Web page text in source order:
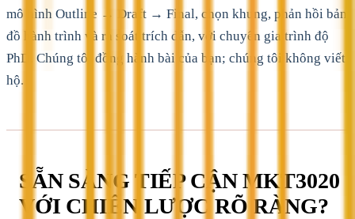
mô hình Outline → Draft → Final, chọn khung, phản hồi bản
đồ hành trình và rà soát trích dẫn, với chuyên gia trình độ
PhD. Chúng tôi đồng hành bài của bạn; chúng tôi không viết
hộ.
SẴN SÀNG TIẾP CẬN MKT3020
VỚI CHIẾN LƯỢC RÕ RÀNG?